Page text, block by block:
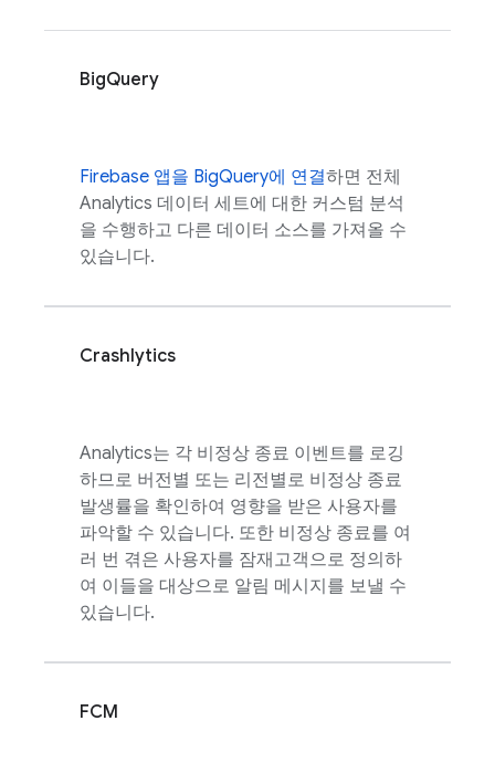
BigQuery
Firebase 앱을 BigQuery에 연결하면 전체
Analytics 데이터 세트에 대한 커스텀 분석
을 수행하고 다른 데이터 소스를 가져올 수
있습니다.
Crashlytics
Analytics는 각 비정상 종료 이벤트를 로깅
하므로 버전별 또는 리전별로 비정상 종료
발생률을 확인하여 영향을 받은 사용자를
파악할 수 있습니다. 또한 비정상 종료를 여
러 번 겪은 사용자를 잠재고객으로 정의하
여 이들을 대상으로 알림 메시지를 보낼 수
있습니다.
FCM